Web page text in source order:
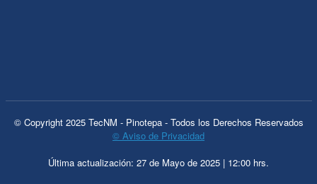
© Copyright 2025 TecNM - Pinotepa - Todos los Derechos Reservados
© Aviso de Privacidad
Última actualización: 27 de Mayo de 2025 | 12:00 hrs.